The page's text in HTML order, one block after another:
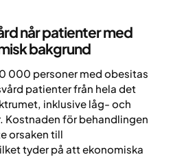
når patienter med
bakgrund
000 personer med obesitas
patienter från hela det
inklusive låg- och
Kostnaden för behandlingen
orsaken till
tyder på att ekonomiska